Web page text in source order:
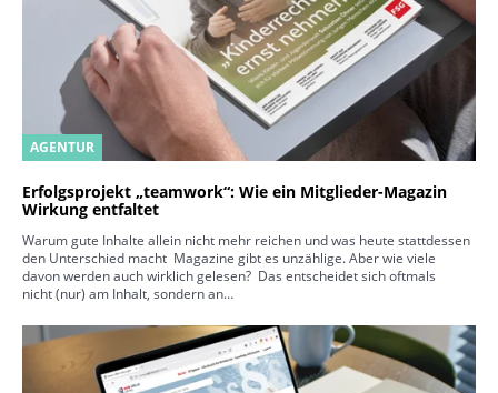
AGENTUR
Erfolgsprojekt „teamwork“: Wie ein Mitglieder-Magazin
Wirkung entfaltet
Warum gute Inhalte allein nicht mehr reichen und was heute stattdessen
den Unterschied macht Magazine gibt es unzählige. Aber wie viele
davon werden auch wirklich gelesen? Das entscheidet sich oftmals
nicht (nur) am Inhalt, sondern an…